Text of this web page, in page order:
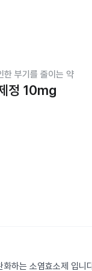
한 부기를 줄이는 약
정 10mg
하는 소염효소제 입니